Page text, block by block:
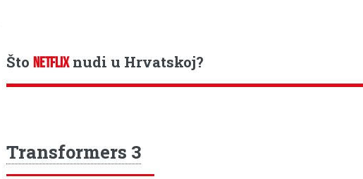
ŠtoNETFLIXnudi u Hrvatskoj?
Transformers 3
Toggle